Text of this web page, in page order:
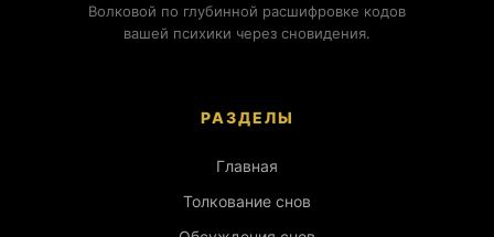
Волковой по глубинной расшифровке кодов
вашей психики через сновидения.
РАЗДЕЛЫ
Главная
Толкование снов